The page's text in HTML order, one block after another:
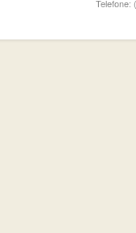
Telefone: